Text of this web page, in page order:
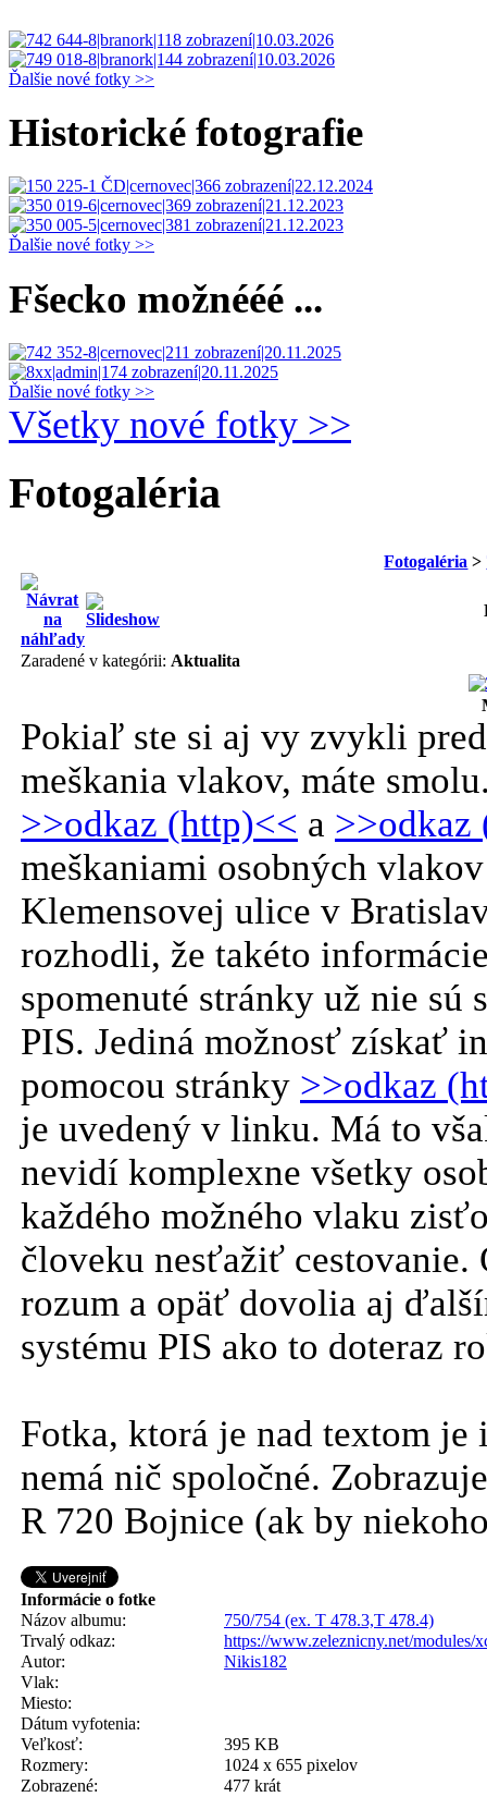
Ďalšie nové fotky >>
Historické fotografie
Ďalšie nové fotky >>
Fšecko možnééé ...
Ďalšie nové fotky >>
Všetky nové fotky >>
Fotogaléria
Fotogaléria >
Zaradené v kategórii: Aktualita
Pokiaľ ste si aj vy zvykli
meškania vlakov, máte
>>odkaz (http)<< a >>odkaz
meškaniami osobných
Klemensovej ulice v
rozhodli, že takéto
spomenuté stránky už nie sú
PIS. Jediná možnosť získať
pomocou stránky >>odkaz
je uvedený v linku. Má to
nevidí komplexne všetky
každého možného vlaku
človeku nesťažiť cestovanie.
rozum a opäť dovolia aj
systému PIS ako to doteraz
Fotka, ktorá je nad textom je
nemá nič spoločné.
R 720 Bojnice (ak by
Informácie o fotke
Názov albumu:
750/754 (ex. T 478.3,T 478.4)
Trvalý odkaz:
https://www.zeleznicny.net/modules/
Autor:
Nikis182
Vlak:
Miesto:
Dátum vyfotenia:
Veľkosť:
395 KB
Rozmery:
1024 x 655 pixelov
Zobrazené:
477 krát